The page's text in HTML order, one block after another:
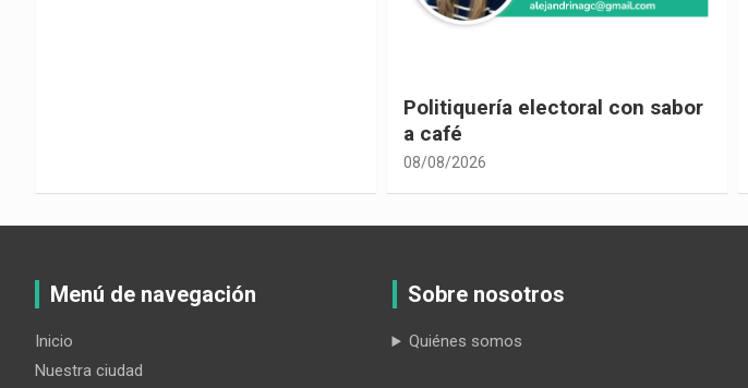
Las consecuencias de la
despolitización constitucional
08/08/2026
Menú de navegación
Inicio
Nuestra ciudad
Sobre nosotros
Quiénes somos